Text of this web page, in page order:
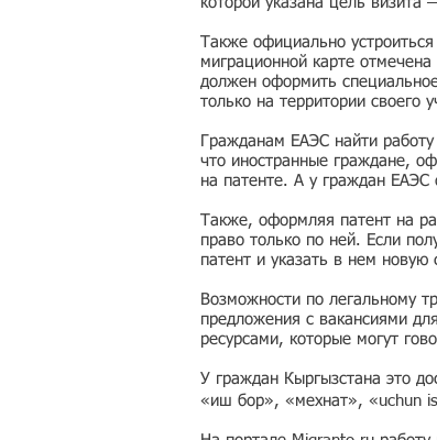
Также официально
миграционной карте
должен оформить
только на территории своего
Гражданам ЕАЭС найти
что иностранные граждане,
на патенте. А у граждан ЕАЭС
Также, оформляя патент на
право только по ней. Если
патент и указать в нем новую
Возможности по легальному
предложения с вакансиями
ресурсами, которые могут
У граждан Кыргызстана это
«иш бор», «мехнат», «uchun